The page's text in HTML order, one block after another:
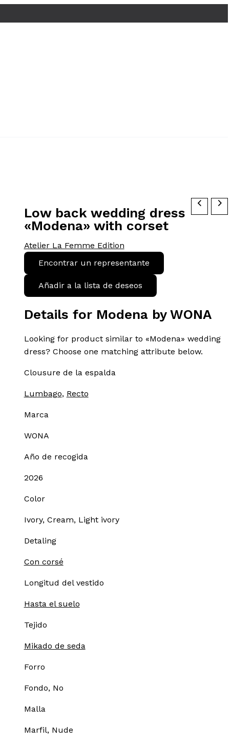
Low back wedding dress
«Modena» with corset
Atelier La Femme Edition
Encontrar un representante
Añadir a la lista de deseos
Details for Modena by WONA
Looking for product similar to «Modena» wedding
dress? Choose one matching attribute below.
Clousure de la espalda
Lumbago, Recto
Marca
WONA
Año de recogida
2026
Color
Ivory, Cream, Light ivory
Detaling
Con corsé
Longitud del vestido
Hasta el suelo
Tejido
Mikado de seda
Forro
Fondo, No
Malla
Marfil, Nude